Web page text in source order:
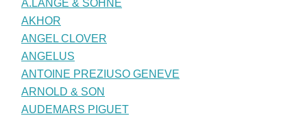
A.LANGE & SÖHNE
AKHOR
ANGEL CLOVER
ANGELUS
ANTOINE PREZIUSO GENEVE
ARNOLD & SON
AUDEMARS PIGUET